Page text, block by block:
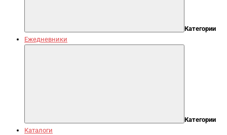
Категории
Ежедневники
Категории
Каталоги